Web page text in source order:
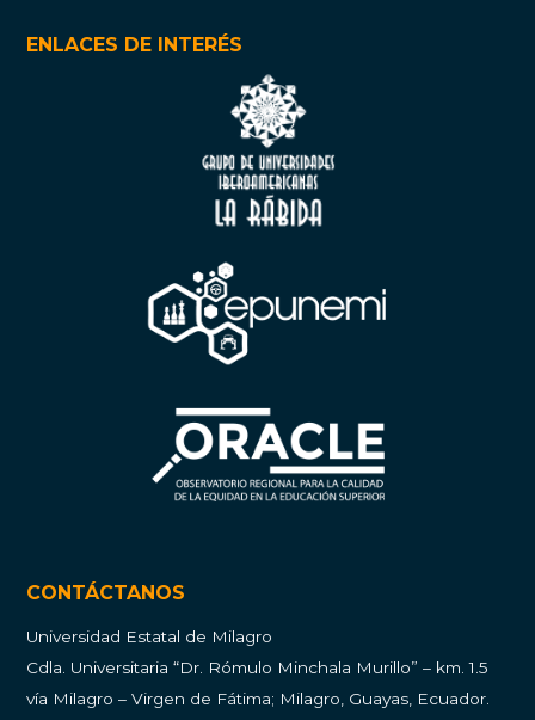
ENLACES DE INTERÉS
CONTÁCTANOS
Universidad Estatal de Milagro
Cdla. Universitaria “Dr. Rómulo Minchala Murillo” – km. 1.5
vía Milagro – Virgen de Fátima; Milagro, Guayas, Ecuador.